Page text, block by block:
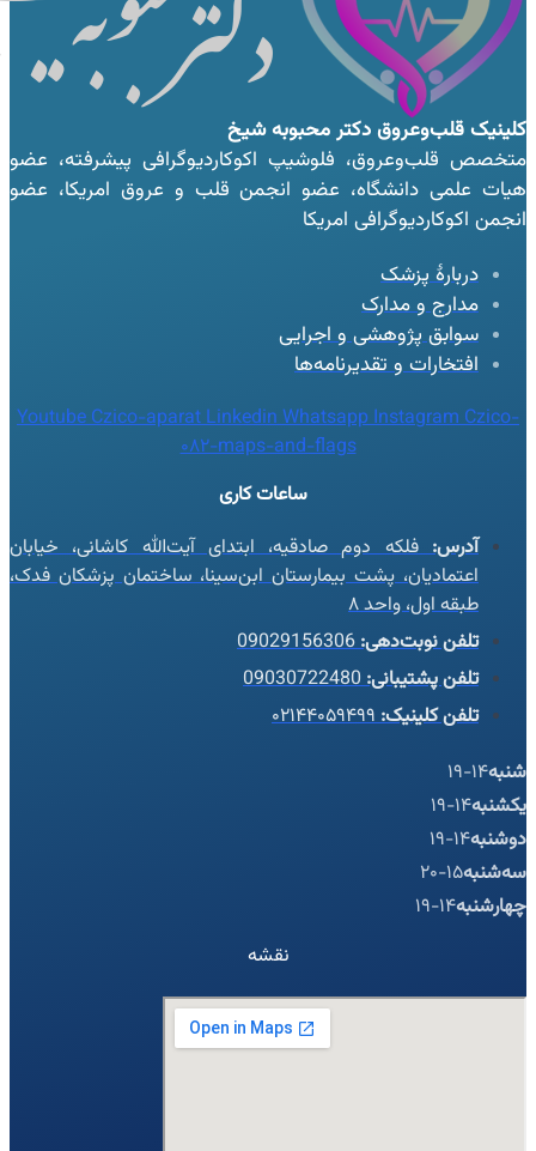
کلینیک قلب‌وعروقدکتر محبوبه شیخ
متخصص قلب‌وعروق، فلوشیپ اکوکاردیوگرافی پیشرفته، عضو
هیات علمی دانشگاه، عضو انجمن قلب و عروق امریکا، عضو
انجمن اکوکاردیوگرافی امریکا
دربارهٔ پزشک
مدارج و مدارک
سوابق پژوهشی و اجرایی
افتخارات و تقدیرنامه‌ها
YoutubeCzico-aparatLinkedinWhatsappInstagramCzico-
082-maps-and-flags
ساعات کاری
آدرس:فلکه دوم صادقیه، ابتدای آیت‌الله کاشانی، خیابان
اعتمادیان، پشت بیمارستان ابن‌سینا، ساختمان پزشکان فدک،
طبقه اول، واحد ۸
تلفن نوبت‌دهی:09029156306
تلفن پشتیبانی:09030722480
تلفن کلینیک:۰۲۱۴۴۰۵۹۴۹۹
شنبه14-19
یکشنبه14-19
دوشنبه14-19
سه‌شنبه15-20
چهارشنبه14-19
نقشه